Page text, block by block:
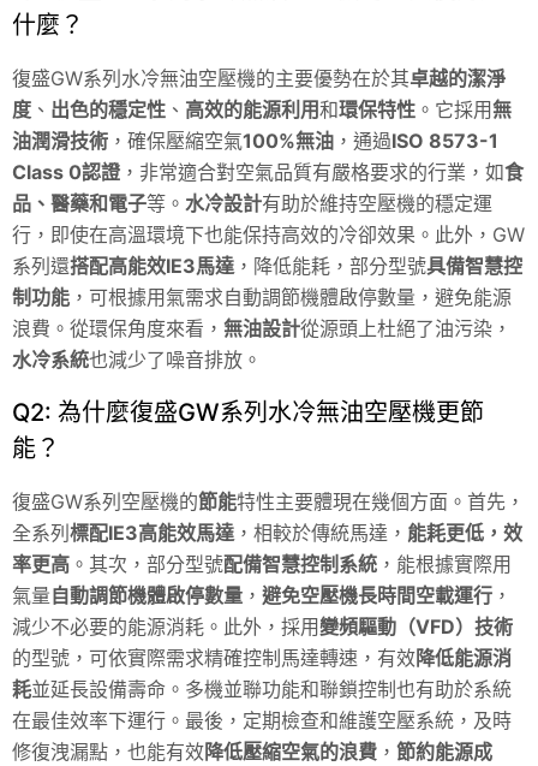
什麼？
復盛GW系列水冷無油空壓機的主要優勢在於其卓越的潔淨
度 、 出色的穩定性 、 高效的能源利用和環保特性 。它採用無
油潤滑技術 ，確保壓縮空氣100%無油 ，通過ISO 8573-1
Class 0認證 ，非常適合對空氣品質有嚴格要求的行業，如食
品、醫藥和電子等。 水冷設計有助於維持空壓機的穩定運
行，即使在高溫環境下也能保持高效的冷卻效果。此外，GW
系列還搭配高能效IE3馬達，降低能耗，部分型號具備智慧控
制功能 ，可根據用氣需求自動調節機體啟停數量，避免能源
浪費。從環保角度來看， 無油設計從源頭上杜絕了油污染，
水冷系統也減少了噪音排放。
Q2: 為什麼復盛GW系列水冷無油空壓機更節
能？
復盛GW系列空壓機的節能特性主要體現在幾個方面。首先，
全系列 標配IE3高能效馬達，相較於傳統馬達， 能耗更低，效
率更高 。其次，部分型號配備智慧控制系統 ，能根據實際用
氣量自動調節機體啟停數量 ， 避免空壓機長時間空載運行 ，
減少不必要的能源消耗。此外，採用變頻驅動（VFD）技術
的型號，可依實際需求精確控制馬達轉速，有效降低能源消
耗並延長設備壽命。多機並聯功能和聯鎖控制也有助於系統
在最佳效率下運行。最後，定期檢查和維護空壓系統，及時
修復洩漏點，也能有效降低壓縮空氣的浪費 ， 節約能源成